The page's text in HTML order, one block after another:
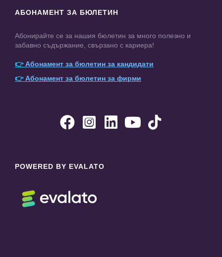
АБОНАМЕНТ ЗА БЮЛЕТИН
Абонирайте се за нашия бюлетин за много полезно и
забавно съдържание, свързано с кариера!
👉Абонамент за бюлетин за кандидати
👉Абонамент за бюлетин за фирми
    
POWERED BY EVALATO